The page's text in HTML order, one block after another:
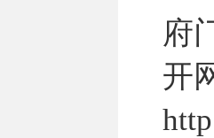
府
开